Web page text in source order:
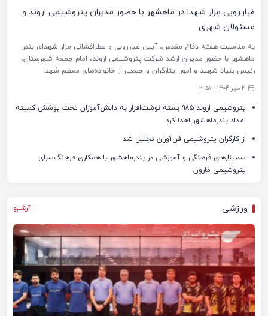
غبارروبی مزار شهدا در ماهشهر با حضور مدیران پتروشیمی اروند و
مسئولان شهری
به مناسبت هفته دفاع مقدس، آیین غبارروبی و عطرافشانی مزار شهدای بندر
ماهشهر با حضور مدیران ارشد شرکت پتروشیمی اروند، امام جمعه شهرستان،
رئیس بنیاد شهید و امور ایثارگران و جمعی از خانواده‌های معظم شهدا
2 مهر 1404 - ۲۱:۵۶
پتروشیمی اروند ۹۸۵ بسته نوشت‌افزار به دانش‌آموزان تحت پوشش کمیته
امداد بندرماهشهر اهدا کرد
از کارگران پتروشیمی فن‌آوران تجلیل شد
سمینارهای فرهنگی و آموزشی در بندرماهشهر با همکاری فرهنگ‌سرای
پتروشیمی مارون
ورزشی آرشیو